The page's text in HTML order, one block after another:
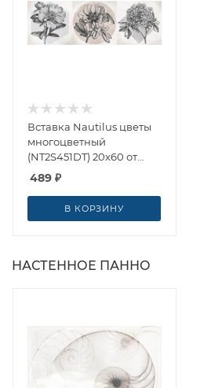
Вставка Nautilus цветы
многоцветный
(NT2S451DT) 20x60 от
Cersanit (Россия)
489 ₽
В КОРЗИНУ
НАСТЕННОЕ ПАННО